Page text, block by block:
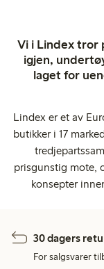
Vi i Lindex tror
igjen,
laget for
Lindex er et av
butikker i 17
prisgunstig mote,
konsepter
30 dagers
For salgsvarer